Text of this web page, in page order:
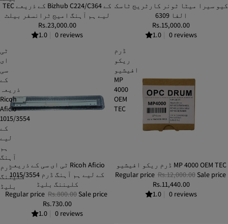
TEC کے ذریعے Bizhub C224/C364 کے
لیے ہم آہنگ امیج ٹرانسفر بیلٹ
Rs.23,000.00
1.0
0 reviews
کیو سیرا میٹا ٹونر کارٹریج ٹاسک
الفا 6309
Rs.15,000.00
1.0
0 reviews
ٹی
ای
سی
کے
ذریعہ
Ricoh
Aficio
1015/3554
کے
لیے
ہم
آہنگ
ڈرم
کلیننگ
بلیڈ
SALEٹی ای سی کے ذریعہ Ricoh Aficio
1015/3554 کے لیے ہم آہنگ ڈرم
کلیننگ بلیڈ
Regular price Rs.800.00 Sale price
Rs.730.00
1.0
0 reviews
ڈرم
ریکو
افیشیو
MP
4000
OEM
TEC
SALE
ڈرم ریکو افیشیو MP 4000 OEM TEC
Regular price Rs.12,000.00 Sale price
Rs.11,440.00
1.0
0 reviews